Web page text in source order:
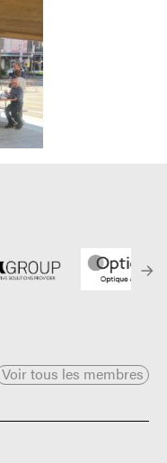
Voir tous les membres